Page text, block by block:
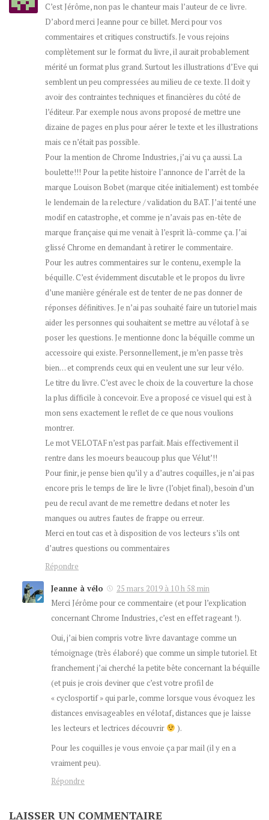
C’est Jérôme, non pas le chanteur mais l’auteur de ce livre.
D’abord merci Jeanne pour ce billet. Merci pour vos
commentaires et critiques constructifs. Je vous rejoins
complètement sur le format du livre, il aurait probablement
mérité un format plus grand. Surtout les illustrations d’Eve qui
semblent un peu compressées au milieu de ce texte. Il doit y
avoir des contraintes techniques et financières du côté de
l’éditeur. Par exemple nous avons proposé de mettre une
dizaine de pages en plus pour aérer le texte et les illustrations
mais ce n’était pas possible.
Pour la mention de Chrome Industries, j’ai vu ça aussi. La
boulette!!! Pour la petite histoire l’annonce de l’arrêt de la
marque Louison Bobet (marque citée initialement) est tombée
le lendemain de la relecture / validation du BAT. J’ai tenté une
modif en catastrophe, et comme je n’avais pas en-tête de
marque française qui me venait à l’esprit là-comme ça. J’ai
glissé Chrome en demandant à retirer le commentaire.
Pour les autres commentaires sur le contenu, exemple la
béquille. C’est évidemment discutable et le propos du livre
d’une manière générale est de tenter de ne pas donner de
réponses définitives. Je n’ai pas souhaité faire un tutoriel mais
aider les personnes qui souhaitent se mettre au vélotaf à se
poser les questions. Je mentionne donc la béquille comme un
accessoire qui existe. Personnellement, je m’en passe très
bien… et comprends ceux qui en veulent une sur leur vélo.
Le titre du livre. C’est avec le choix de la couverture la chose
la plus difficile à concevoir. Eve a proposé ce visuel qui est à
mon sens exactement le reflet de ce que nous voulions
montrer.
Le mot VELOTAF n’est pas parfait. Mais effectivement il
rentre dans les moeurs beaucoup plus que Vélut’!!
Pour finir, je pense bien qu’il y a d’autres coquilles, je n’ai pas
encore pris le temps de lire le livre (l’objet final), besoin d’un
peu de recul avant de me remettre dedans et noter les
manques ou autres fautes de frappe ou erreur.
Merci en tout cas et à disposition de vos lecteurs s’ils ont
d’autres questions ou commentaires
Répondre
Jeanne à vélo
25 mars 2019 à 10 h 58 min
Merci Jérôme pour ce commentaire (et pour l’explication
concernant Chrome Industries, c’est en effet rageant !).
Oui, j’ai bien compris votre livre davantage comme un
témoignage (très élaboré) que comme un simple tutoriel. Et
franchement j’ai cherché la petite bête concernant la béquille
(et puis je crois deviner que c’est votre profil de
« cyclosportif » qui parle, comme lorsque vous évoquez les
distances envisageables en vélotaf, distances que je laisse
les lecteurs et lectrices découvrir
).
Pour les coquilles je vous envoie ça par mail (il y en a
vraiment peu).
Répondre
LAISSER UN COMMENTAIRE